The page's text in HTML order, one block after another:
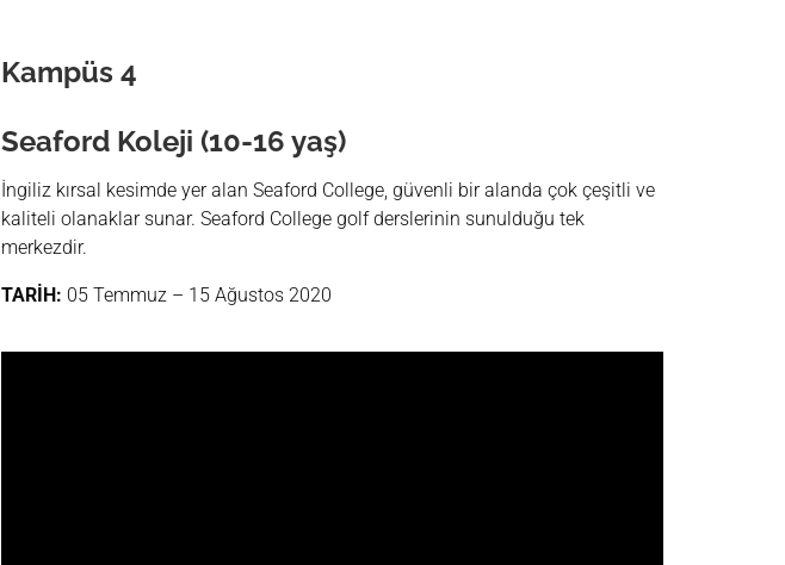
Kampüs 4
Seaford Koleji (10-16 yaş)
İngiliz kırsal kesimde yer alan Seaford College, güvenli bir alanda çok çeşitli ve
kaliteli olanaklar sunar. Seaford College golf derslerinin sunulduğu tek
merkezdir.
TARİH: 05 Temmuz – 15 Ağustos 2020